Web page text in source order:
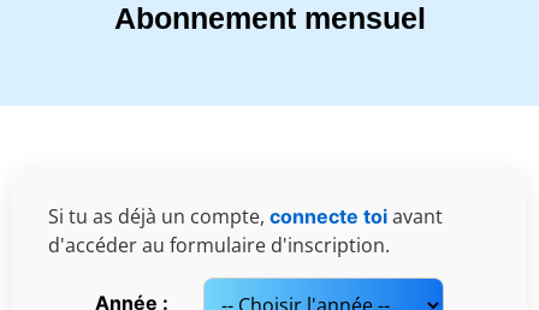
Abonnement mensuel
Si tu as déjà un compte, connecte toi avant
d'accéder au formulaire d'inscription.
Année :